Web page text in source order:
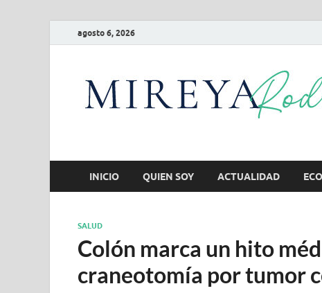
agosto 6, 2026
INICIO QUIEN SOY ACTUALIDAD
SALUD
Colón marca un hito
craneotomía por tumor